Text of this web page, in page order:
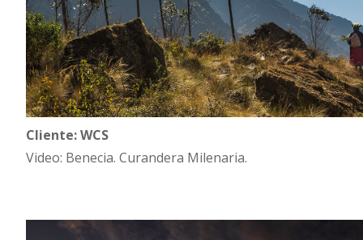
Cliente: WCS
Video: Benecia. Curandera Milenaria.